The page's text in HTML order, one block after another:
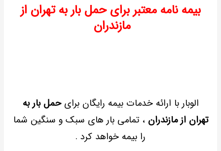
بیمه نامه معتبر برای حمل بار به تهران از
مازندران
الوبار با ارائه خدمات بیمه رایگان برایحمل بار به
تهران از مازندران ، تمامی بار های سبک و سنگین شما
را بیمه خواهد کرد .